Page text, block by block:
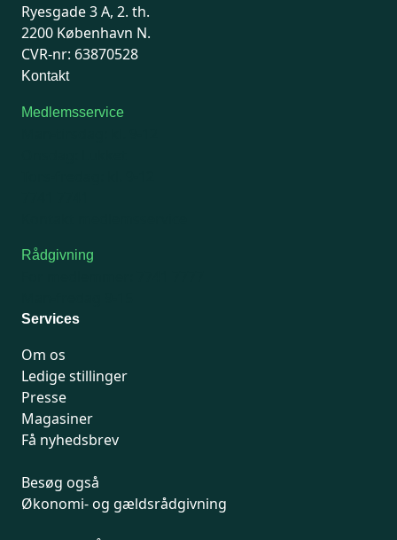
Ryesgade 3 A, 2. th.
2200 København N.
CVR-nr: 63870528
Kontakt
Medlemsservice
Rådgivning
Services
Om os
Ledige stillinger
Presse
Magasiner
Få nyhedsbrev
Besøg også
Økonomi- og gældsrådgivning